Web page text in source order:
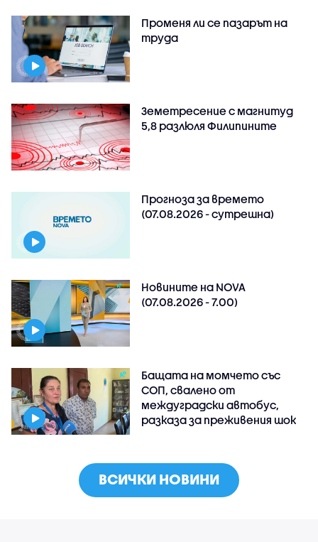
Променя ли се пазарът на
труда
Земетресение с магнитуд
5,8 разлюля Филипините
Прогноза за времето
(07.08.2026 - сутрешна)
Новините на NOVA
(07.08.2026 - 7.00)
Бащата на момчето със
СОП, свалено от
междуградски автобус,
разказа за преживения шок
ВСИЧКИ НОВИНИ